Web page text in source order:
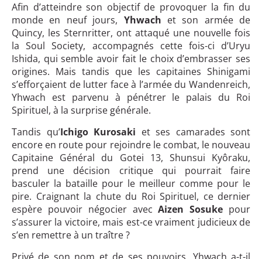
Afin d’atteindre son objectif de provoquer la fin du
monde en neuf jours, Yhwach et son armée de
Quincy, les Sternritter, ont attaqué une nouvelle fois
la Soul Society, accompagnés cette fois-ci d’Uryu
Ishida, qui semble avoir fait le choix d’embrasser ses
origines. Mais tandis que les capitaines Shinigami
s’efforçaient de lutter face à l’armée du Wandenreich,
Yhwach est parvenu à pénétrer le palais du Roi
Spirituel, à la surprise générale.
Tandis qu’Ichigo Kurosaki et ses camarades sont
encore en route pour rejoindre le combat, le nouveau
Capitaine Général du Gotei 13, Shunsui Kyôraku,
prend une décision critique qui pourrait faire
basculer la bataille pour le meilleur comme pour le
pire. Craignant la chute du Roi Spirituel, ce dernier
espère pouvoir négocier avecAizen Sosuke pour
s’assurer la victoire, mais est-ce vraiment judicieux de
s’en remettre à un traître ?